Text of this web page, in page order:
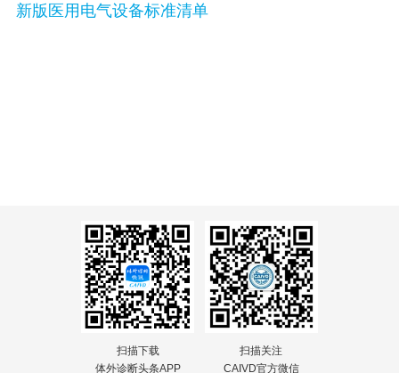
新版医用电气设备标准清单
扫描下载
体外诊断头条APP
扫描关注
CAIVD官方微信